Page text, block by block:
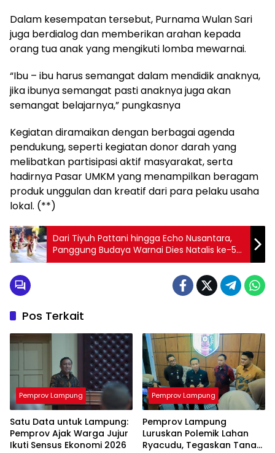
Dalam kesempatan tersebut, Purnama Wulan Sari
juga berdialog dan memberikan arahan kepada
orang tua anak yang mengikuti lomba mewarnai.
“Ibu – ibu harus semangat dalam mendidik anaknya,
jika ibunya semangat pasti anaknya juga akan
semangat belajarnya,” pungkasnya
Kegiatan diramaikan dengan berbagai agenda
pendukung, seperti kegiatan donor darah yang
melibatkan partisipasi aktif masyarakat, serta
hadirnya Pasar UMKM yang menampilkan beragam
produk unggulan dan kreatif dari para pelaku usaha
lokal. (**)
Dari Tiyuh Pattani hingga Echo Nusantara,
Panggung Budaya Warnai Dies Natalis ke-58
FKIP Unila
Pos Terkait
Pemprov Lampung
Satu Data untuk Lampung:
Pemprov Ajak Warga Jujur
Ikuti Sensus Ekonomi 2026
Pemprov Lampung
Pemprov Lampung
Luruskan Polemik Lahan
Ryacudu, Tegaskan Tanah